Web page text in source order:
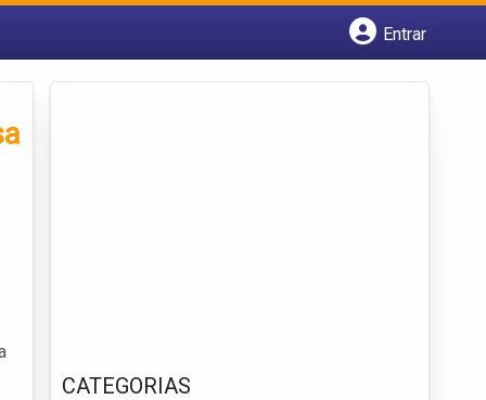
Entrar
CATEGORIAS